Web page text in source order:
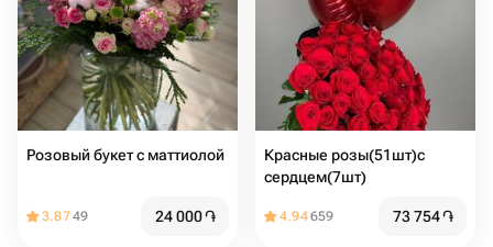
Розовый букет с маттиолой
3.8749 24 000֏
Красные розы(51шт)с
сердцем(7шт)
4.94659 73 754֏